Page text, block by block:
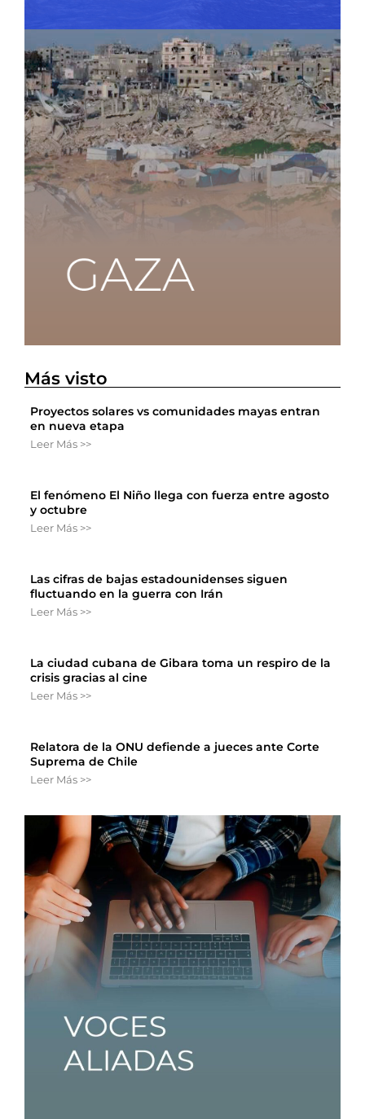
Más visto
Proyectos solares vs comunidades mayas entran
en nueva etapa
Leer Más >>
El fenómeno El Niño llega con fuerza entre agosto
y octubre
Leer Más >>
Las cifras de bajas estadounidenses siguen
fluctuando en la guerra con Irán
Leer Más >>
La ciudad cubana de Gibara toma un respiro de la
crisis gracias al cine
Leer Más >>
Relatora de la ONU defiende a jueces ante Corte
Suprema de Chile
Leer Más >>